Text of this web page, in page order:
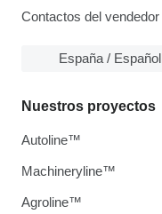
Contactos del vendedor
España / Español
Nuestros proyectos
Autoline™
Machineryline™
Agroline™